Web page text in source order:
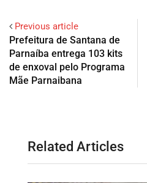
Previous article
Prefeitura de Santana de
Parnaíba entrega 103 kits
de enxoval pelo Programa
Mãe Parnaibana
Related Articles